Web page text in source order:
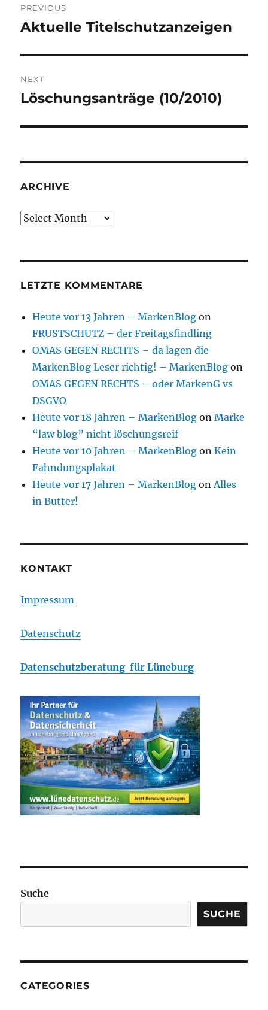
navigation
PREVIOUS
Previous
Aktuelle Titelschutzanzeigen
NEXT
Next
Löschungsanträge (10/2010)
ARCHIVE
Archive
LETZTE KOMMENTARE
Heute vor 13 Jahren – MarkenBlog on
FRUSTSCHUTZ – der Freitagsfindling
OMAS GEGEN RECHTS – da lagen die
MarkenBlog Leser richtig! – MarkenBlog on
OMAS GEGEN RECHTS – oder MarkenG vs
DSGVO
Heute vor 18 Jahren – MarkenBlog onMarke
“law blog” nicht löschungsreif
Heute vor 10 Jahren – MarkenBlog onKein
Fahndungsplakat
Heute vor 17 Jahren – MarkenBlog onAlles
in Butter!
KONTAKT
Impressum
Datenschutz
Datenschutzberatung für Lüneburg
Suche
SUCHE
CATEGORIES